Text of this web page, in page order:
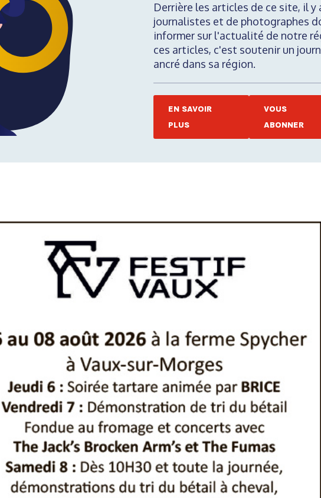
Derrière les articles de ce site, il y
journalistes et de photographes
informer sur l'actualité de notre
ces articles, c'est soutenir un
ancré dans sa région.
EN SAVOIR
PLUS
VOUS
ABONNER